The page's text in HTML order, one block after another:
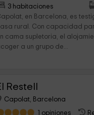
3 habitaciones
en Barcelona, es
rural. Con capacidad
cama supletoria, el
a un grupo de...
Restell
Capolat, Barcelona
1 opiniones